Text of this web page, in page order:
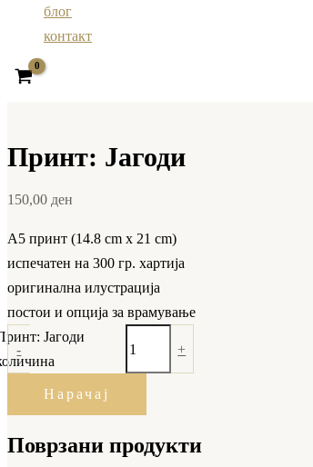
блог
контакт
Принт: Јагоди
150,00 ден
А5 принт (14.8 cm x 21 cm)
испечатен на 300 гр. хартија
оригинална илустрација
постои и опција за врамување
-
Јагоди
+
Нарачај
Поврзани продукти